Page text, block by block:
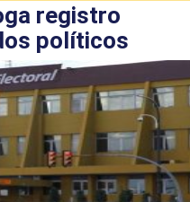
registro
políticos